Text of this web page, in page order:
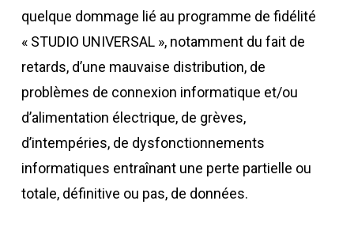
quelque dommage lié au programme de fidélité
« STUDIO UNIVERSAL », notamment du fait de
retards, d’une mauvaise distribution, de
problèmes de connexion informatique et/ou
d’alimentation électrique, de grèves,
d’intempéries, de dysfonctionnements
informatiques entraînant une perte partielle ou
totale, définitive ou pas, de données.